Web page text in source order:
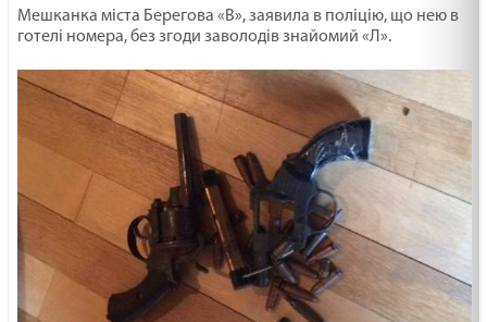
Мешканка міста Берегова «В», заявила в поліцію, що нею в
готелі номера, без згоди заволодів знайомий «Л».